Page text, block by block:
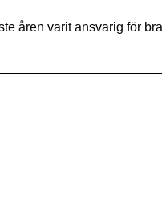
åren varit ansvarig för